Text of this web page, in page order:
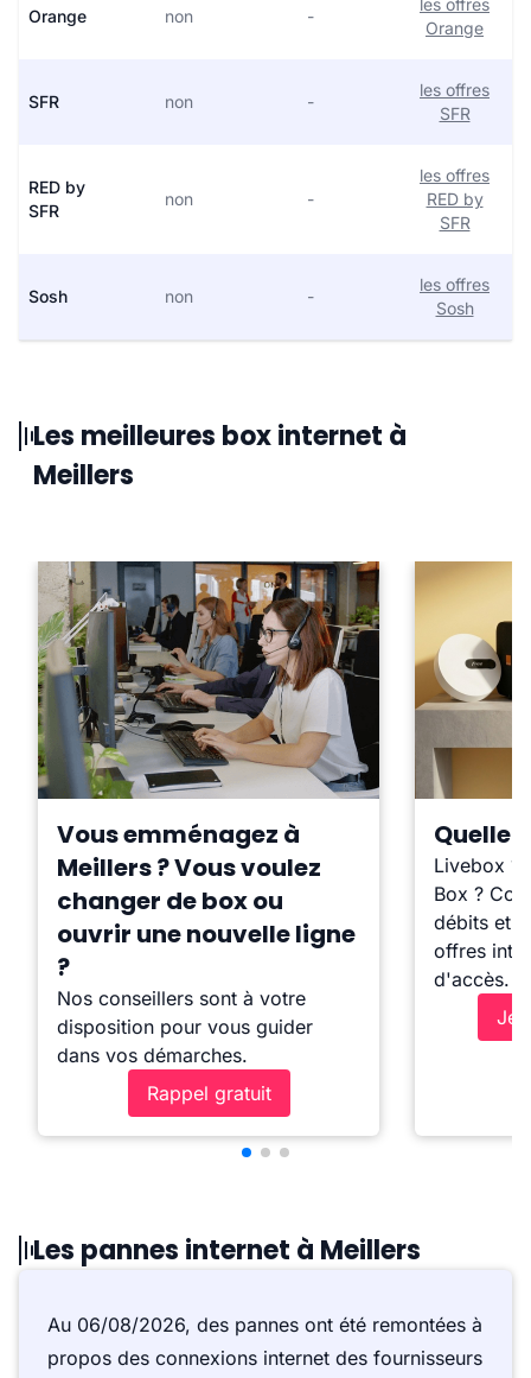
Orange non -
les offres
Orange
SFR non -
les offres
SFR
RED by
SFR
non -
les offres
RED by
SFR
Sosh non -
les offres
Sosh
Les meilleures box internet à
Meillers
Vous emménagez à
Meillers ? Vous voulez
changer de box ou
ouvrir une nouvelle ligne
?
Nos conseillers sont à votre
disposition pour vous guider
dans vos démarches.
Rappel gratuit
Quelle
Livebox ?
Box ?
débits et
offres
d'accès.
Je
Les pannes internet à Meillers
Au 06/08/2026, des pannes ont été remontées à
propos des connexions internet des fournisseurs